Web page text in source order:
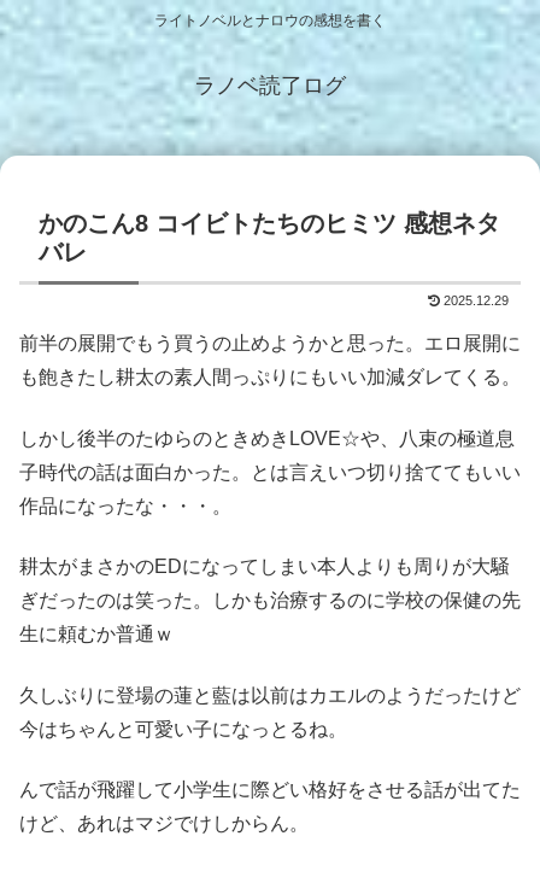
ライトノベルとナロウの感想を書く
ラノベ読了ログ
かのこん8 コイビトたちのヒミツ 感想ネタ
バレ
2025.12.29
前半の展開でもう買うの止めようかと思った。エロ展開に
も飽きたし耕太の素人間っぷりにもいい加減ダレてくる。
しかし後半のたゆらのときめきLOVE☆や、八束の極道息
子時代の話は面白かった。とは言えいつ切り捨ててもいい
作品になったな・・・。
耕太がまさかのEDになってしまい本人よりも周りが大騒
ぎだったのは笑った。しかも治療するのに学校の保健の先
生に頼むか普通ｗ
久しぶりに登場の蓮と藍は以前はカエルのようだったけど
今はちゃんと可愛い子になっとるね。
んで話が飛躍して小学生に際どい格好をさせる話が出てた
けど、あれはマジでけしからん。